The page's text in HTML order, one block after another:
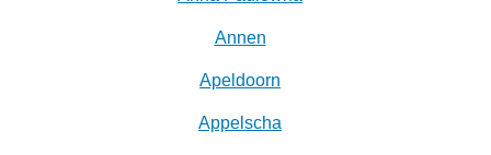
Annen
Apeldoorn
Appelscha